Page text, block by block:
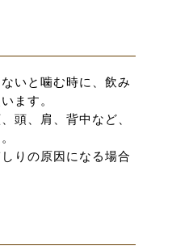
いと噛む時に、飲み
ます。
頭、肩、背中など、
りの原因になる場合